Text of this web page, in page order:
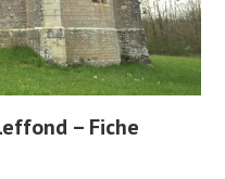
– Fiche